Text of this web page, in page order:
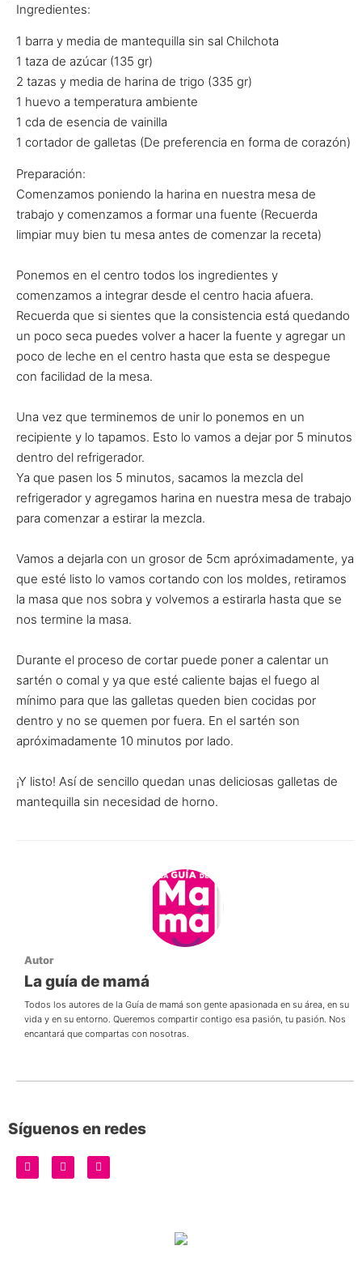
Ingredientes:
1 barra y media de mantequilla sin sal Chilchota
1 taza de azúcar (135 gr)
2 tazas y media de harina de trigo (335 gr)
1 huevo a temperatura ambiente
1 cda de esencia de vainilla
1 cortador de galletas (De preferencia en forma de corazón)
Preparación:
Comenzamos poniendo la harina en nuestra mesa de
trabajo y comenzamos a formar una fuente (Recuerda
limpiar muy bien tu mesa antes de comenzar la receta)
Ponemos en el centro todos los ingredientes y
comenzamos a integrar desde el centro hacia afuera.
Recuerda que si sientes que la consistencia está quedando
un poco seca puedes volver a hacer la fuente y agregar un
poco de leche en el centro hasta que esta se despegue
con facilidad de la mesa.
Una vez que terminemos de unir lo ponemos en un
recipiente y lo tapamos. Esto lo vamos a dejar por 5 minutos
dentro del refrigerador.
Ya que pasen los 5 minutos, sacamos la mezcla del
refrigerador y agregamos harina en nuestra mesa de trabajo
para comenzar a estirar la mezcla.
Vamos a dejarla con un grosor de 5cm apróximadamente, ya
que esté listo lo vamos cortando con los moldes, retiramos
la masa que nos sobra y volvemos a estirarla hasta que se
nos termine la masa.
Durante el proceso de cortar puede poner a calentar un
sartén o comal y ya que esté caliente bajas el fuego al
mínimo para que las galletas queden bien cocidas por
dentro y no se quemen por fuera. En el sartén son
apróximadamente 10 minutos por lado.
¡Y listo! Así de sencillo quedan unas deliciosas galletas de
mantequilla sin necesidad de horno.
Autor
La guía de mamá
Todos los autores de la Guía de mamá son gente apasionada en su área, en su
vida y en su entorno. Queremos compartir contigo esa pasión, tu pasión. Nos
encantará que compartas con nosotras.
Síguenos en redes